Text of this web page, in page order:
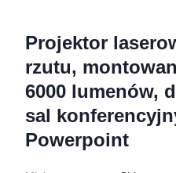
Projektor
rzutu,
6000 lumenów,
sal
Powerpoint